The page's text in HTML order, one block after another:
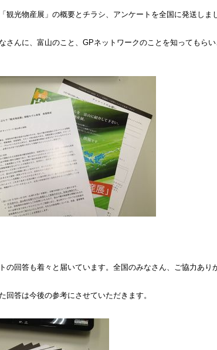
観光物産展」の概要とチラシ、アンケートを全国に発送しま
さんに、富山のこと、GPネットワークのことを知ってもら
の回答も着々と届いています。全国のみなさん、ご協力あり
回答は今後の参考にさせていただきます。